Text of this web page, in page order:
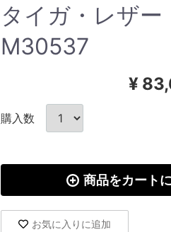
タイガ・レザー
M30537
¥
購入数
商品をカート
お気に入りに追加